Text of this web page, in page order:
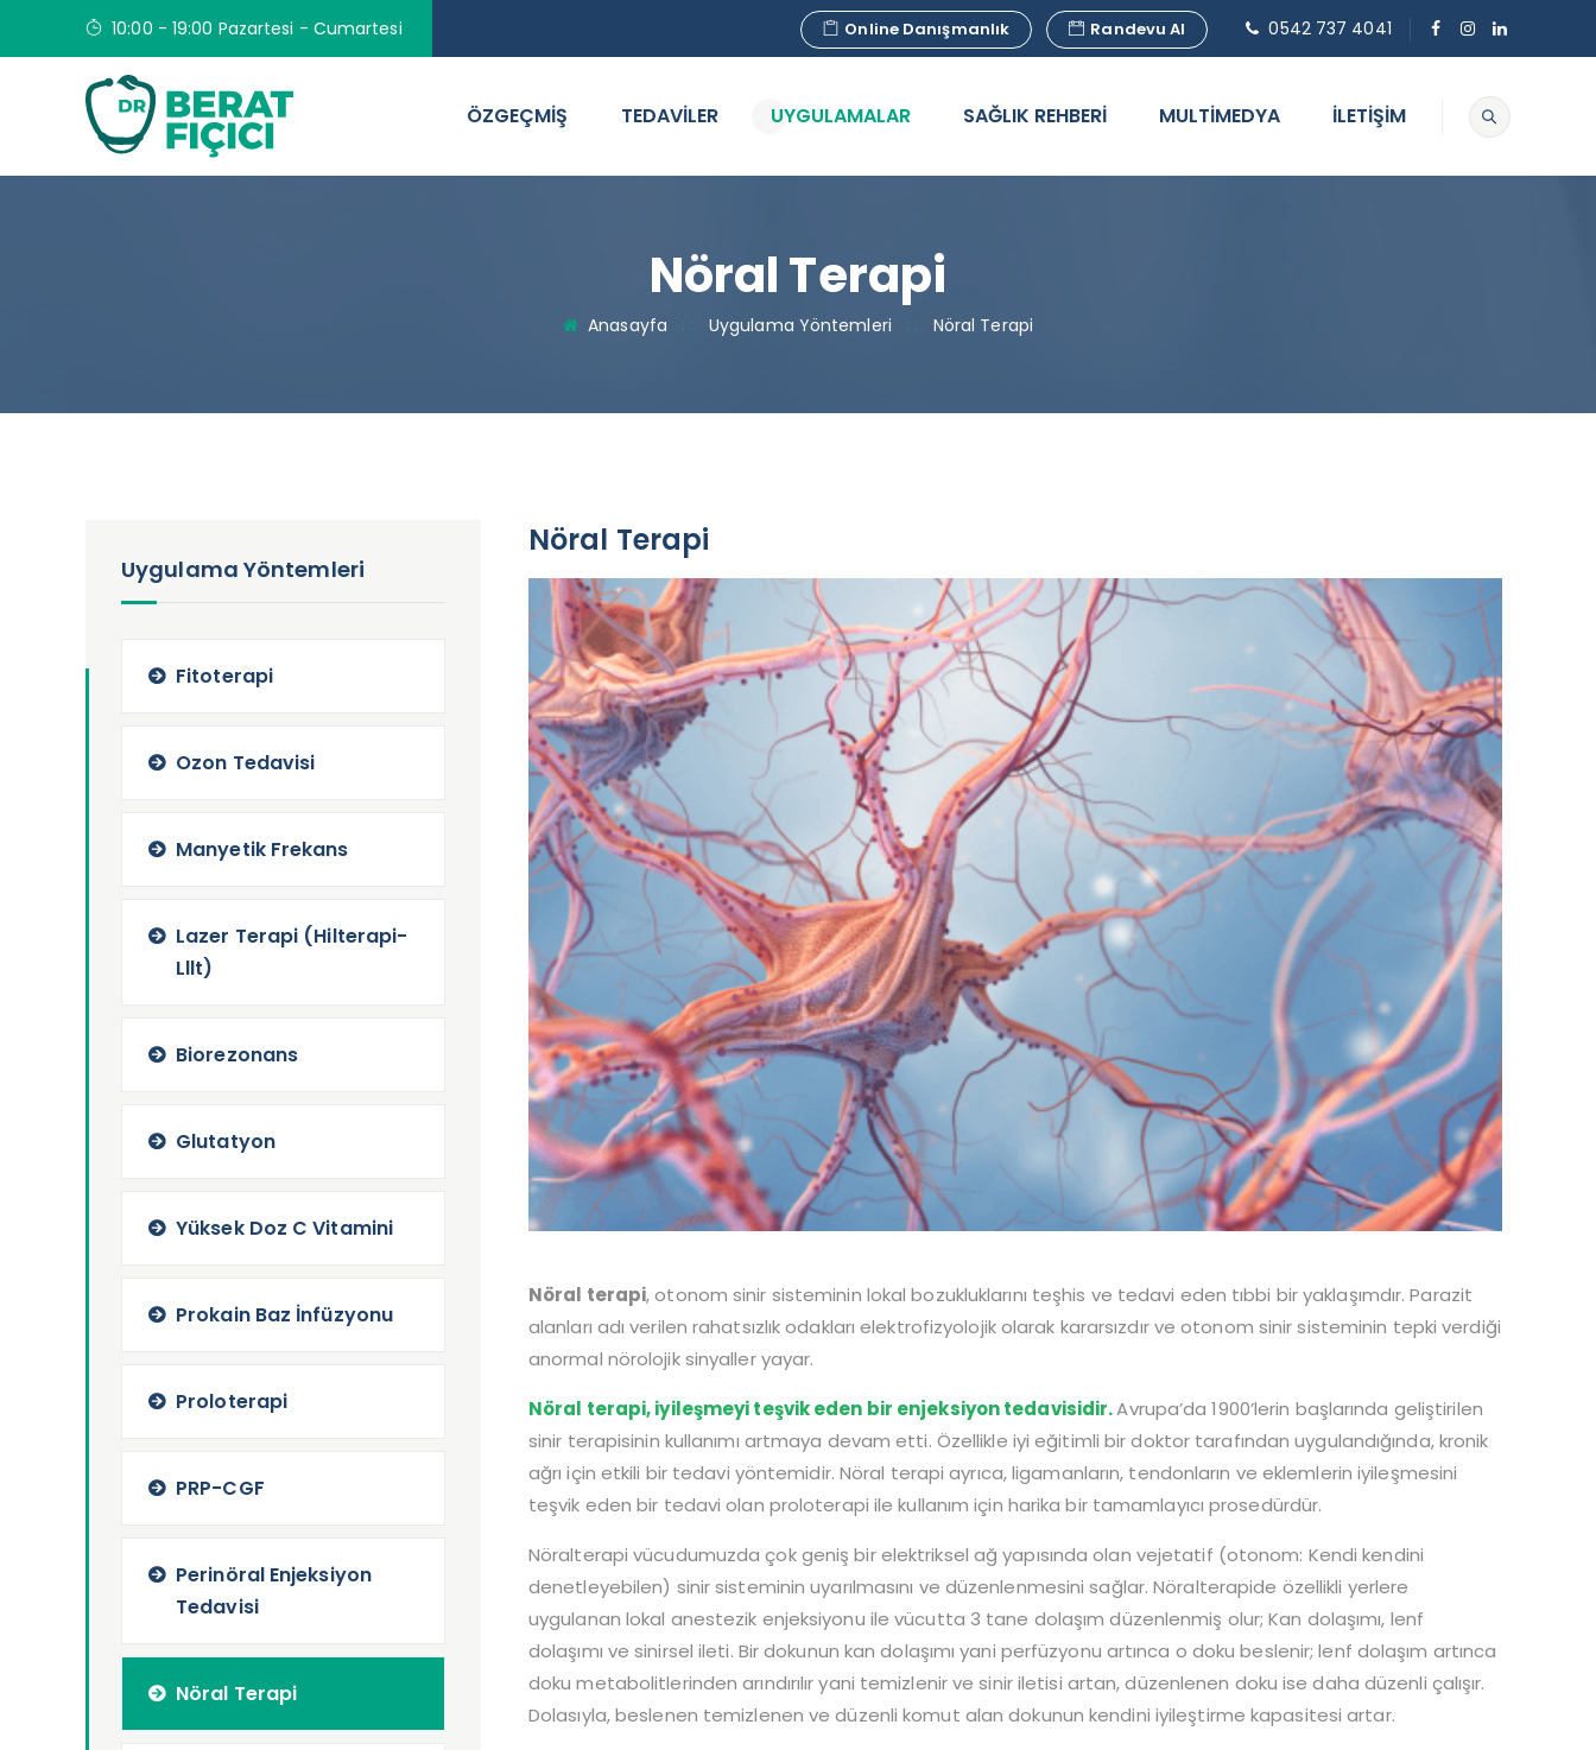
10:00 - 19:00 Pazartesi - Cumartesi Online Danışmanlık Randevu Al 0542 737 4041
ÖZGEÇMİŞ TEDAVİLER UYGULAMALAR SAĞLIK REHBERİ MULTİMEDYA İLETİŞİM
Nöral Terapi
Anasayfa : : Uygulama Yöntemleri : : Nöral Terapi
Uygulama Yöntemleri
Fitoterapi
Ozon Tedavisi
Manyetik Frekans
Lazer Terapi (Hilterapi-
Lllt)
Biorezonans
Glutatyon
Yüksek Doz C Vitamini
Prokain Baz İnfüzyonu
Proloterapi
PRP-CGF
Perinöral Enjeksiyon
Tedavisi
Nöral Terapi
Nöral Terapi
Nöral terapi, otonom sinir sisteminin lokal bozukluklarını teşhis ve tedavi eden tıbbi bir yaklaşımdır. Parazit
alanları adı verilen rahatsızlık odakları elektrofizyolojik olarak kararsızdır ve otonom sinir sisteminin tepki verdiği
anormal nörolojik sinyaller yayar.
Nöral terapi, iyileşmeyi teşvik eden bir enjeksiyon tedavisidir.Avrupa’da 1900’lerin başlarında geliştirilen
sinir terapisinin kullanımı artmaya devam etti. Özellikle iyi eğitimli bir doktor tarafından uygulandığında, kronik
ağrı için etkili bir tedavi yöntemidir. Nöral terapi ayrıca, ligamanların, tendonların ve eklemlerin iyileşmesini
teşvik eden bir tedavi olan proloterapi ile kullanım için harika bir tamamlayıcı prosedürdür.
Nöralterapi vücudumuzda çok geniş bir elektriksel ağ yapısında olan vejetatif (otonom: Kendi kendini
denetleyebilen) sinir sisteminin uyarılmasını ve düzenlenmesini sağlar. Nöralterapide özellikli yerlere
uygulanan lokal anestezik enjeksiyonu ile vücutta 3 tane dolaşım düzenlenmiş olur; Kan dolaşımı, lenf
dolaşımı ve sinirsel ileti. Bir dokunun kan dolaşımı yani perfüzyonu artınca o doku beslenir; lenf dolaşım artınca
doku metabolitlerinden arındırılır yani temizlenir ve sinir iletisi artan, düzenlenen doku ise daha düzenli çalışır.
Dolasıyla, beslenen temizlenen ve düzenli komut alan dokunun kendini iyileştirme kapasitesi artar.